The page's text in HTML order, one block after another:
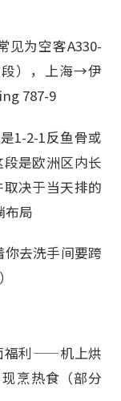
为空客A330-
段），上海→伊
787-9
1-2-1反鱼骨或
是欧洲区内长
决于当天排的
布局
去洗手间要跨
福利——机上烘
烹热食（部分